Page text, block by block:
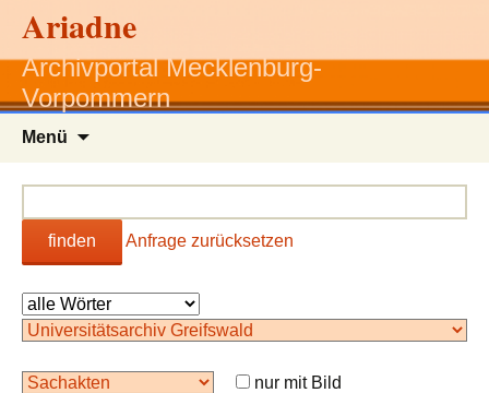
Ariadne
Archivportal Mecklenburg-
Vorpommern
Menü
finden Anfrage zurücksetzen
nur mit Bild